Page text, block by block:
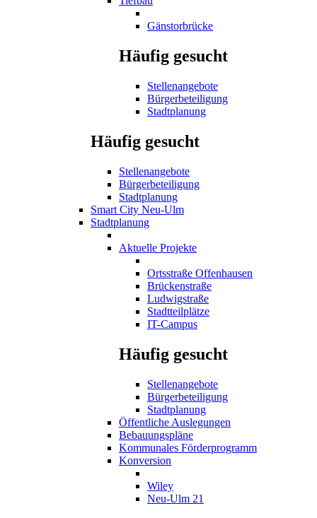
Gänstorbrücke
Häufig gesucht
Stellenangebote
Bürgerbeteiligung
Stadtplanung
Häufig gesucht
Stellenangebote
Bürgerbeteiligung
Stadtplanung
Smart City Neu-Ulm
Stadtplanung
Aktuelle Projekte
Ortsstraße Offenhausen
Brückenstraße
Ludwigstraße
Stadtteilplätze
IT-Campus
Häufig gesucht
Stellenangebote
Bürgerbeteiligung
Stadtplanung
Öffentliche Auslegungen
Bebauungspläne
Kommunales Förderprogramm
Konversion
Wiley
Neu-Ulm 21